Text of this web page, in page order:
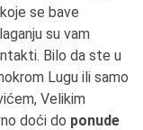
koje se bave
su vam
Bilo da ste u
Lugu ili samo
Velikim
doći do ponude